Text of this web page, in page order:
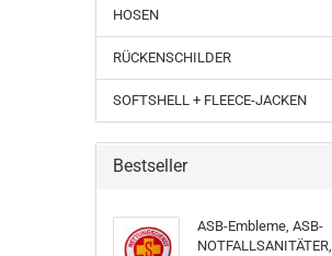
HOSEN
RÜCKENSCHILDER
SOFTSHELL + FLEECE-JACKEN
Bestseller
ASB-Embleme, ASB-
NOTFALLSANITÄTER,